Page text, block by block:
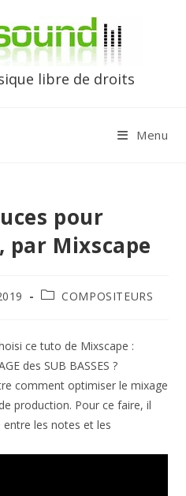
libre de droits
Menu
pour
par Mixscape
PostCOMPOSITEURS
ce tuto de Mixscape :
des SUB BASSES ?
comment optimiser le mixage
production. Pour ce faire, il
les notes et les